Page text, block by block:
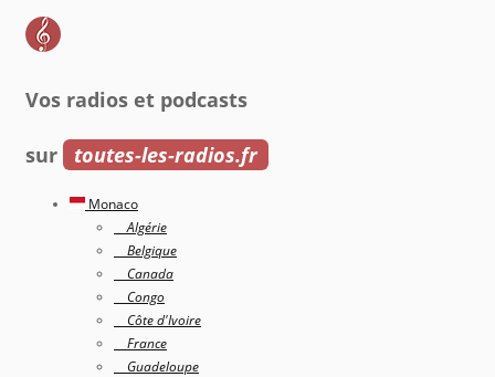
Vos radios et podcasts
sur toutes-les-radios.fr
Monaco
Algérie
Belgique
Canada
Congo
Côte d'Ivoire
France
Guadeloupe